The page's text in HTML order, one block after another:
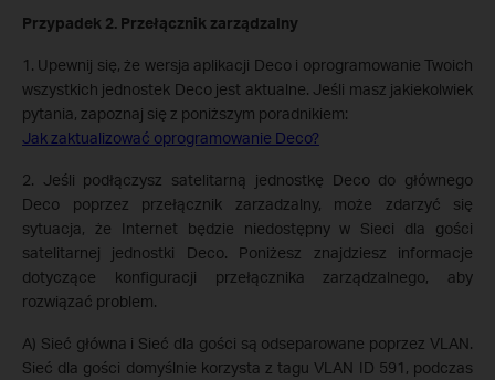
Przypadek 2. Przełącznik zarządzalny
1. Upewnij się, że wersja aplikacji Deco i oprogramowanie Twoich
wszystkich jednostek Deco jest aktualne. Jeśli masz jakiekolwiek
pytania, zapoznaj się z poniższym poradnikiem:
Jak zaktualizować oprogramowanie Deco?
2. Jeśli podłączysz satelitarną jednostkę Deco do głównego
Deco poprzez przełącznik zarzadzalny, może zdarzyć się
sytuacja, że Internet będzie niedostępny w Sieci dla gości
satelitarnej jednostki Deco. Poniżesz znajdziesz informacje
dotyczące konfiguracji przełącznika zarządzalnego, aby
rozwiązać problem.
A) Sieć główna i Sieć dla gości są odseparowane poprzez VLAN.
Sieć dla gości domyślnie korzysta z tagu VLAN ID 591, podczas